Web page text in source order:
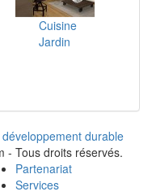
Cuisine
Jardin
développement durable
- Tous droits réservés.
Partenariat
Services